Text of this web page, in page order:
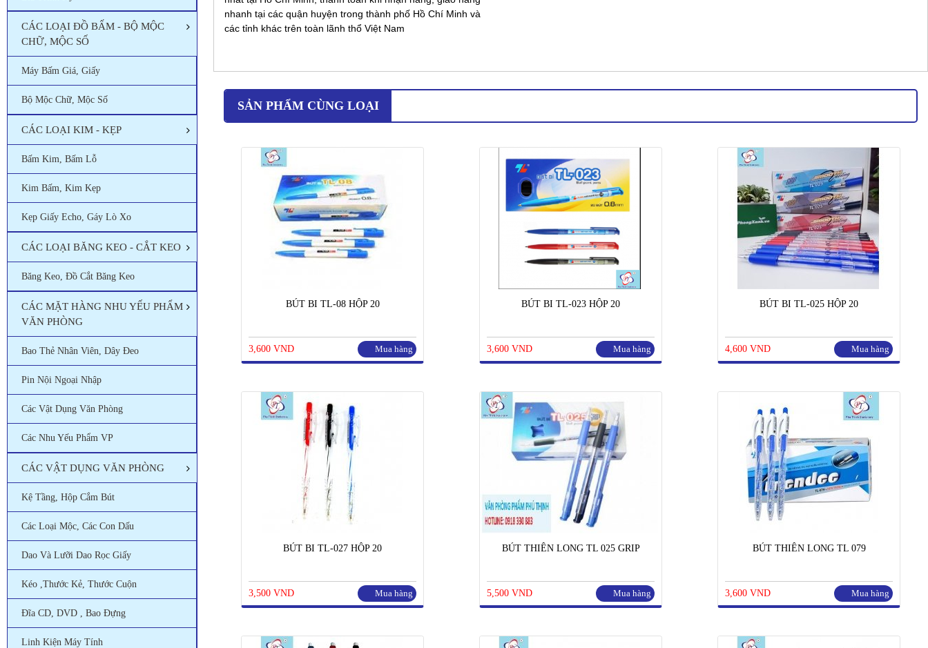
CÁC LOẠI ĐỒ BẤM - BỘ MỘC
CHỮ, MỘC SỐ
Máy Bấm Giá, Giấy
Bộ Mộc Chữ, Mộc Số
CÁC LOẠI KIM - KẸP
Bấm Kim, Bấm Lỗ
Kim Bấm, Kim Kẹp
Kẹp Giấy Echo, Gáy Lò Xo
CÁC LOẠI BĂNG KEO - CẮT KEO
Băng Keo, Đồ Cắt Băng Keo
CÁC MẶT HÀNG NHU YẾU PHẨM
VĂN PHÒNG
Bao Thẻ Nhân Viên, Dây Đeo
Pin Nội Ngoại Nhập
Các Vật Dụng Văn Phòng
Các Nhu Yếu Phẩm VP
CÁC VẬT DỤNG VĂN PHÒNG
Kệ Tầng, Hộp Cắm Bút
Các Loại Mộc, Các Con Dấu
Dao Và Lưỡi Dao Rọc Giấy
Kéo ,thước Kẻ, Thước Cuộn
Đĩa CD, DVD , Bao Đựng
Linh Kiện Máy Tính
nhanh tại các quận huyện trong thành phố Hồ Chí Minh và
các tỉnh khác trên toàn lãnh thổ Việt Nam
SẢN PHẨM CÙNG LOẠI
BÚT BI TL-08 HỘP 20
3,600 VND Mua hàng
BÚT BI TL-023 HỘP 20
3,600 VND Mua hàng
BÚT BI TL-025 HỘP 20
4,600 VND Mua hàng
BÚT BI TL-027 HỘP 20
3,500 VND Mua hàng
BÚT THIÊN LONG TL 025 GRIP
5,500 VND Mua hàng
BÚT THIÊN LONG TL 079
3,600 VND Mua hàng